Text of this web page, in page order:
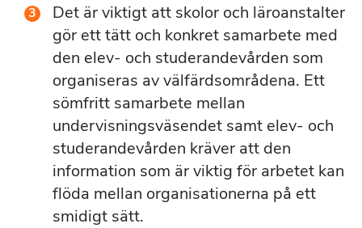
Det är viktigt att skolor och läroanstalter
gör ett tätt och konkret samarbete med
den elev- och studerandevården som
organiseras av välfärdsområdena. Ett
sömfritt samarbete mellan
undervisningsväsendet samt elev- och
studerandevården kräver att den
information som är viktig för arbetet kan
flöda mellan organisationerna på ett
smidigt sätt.